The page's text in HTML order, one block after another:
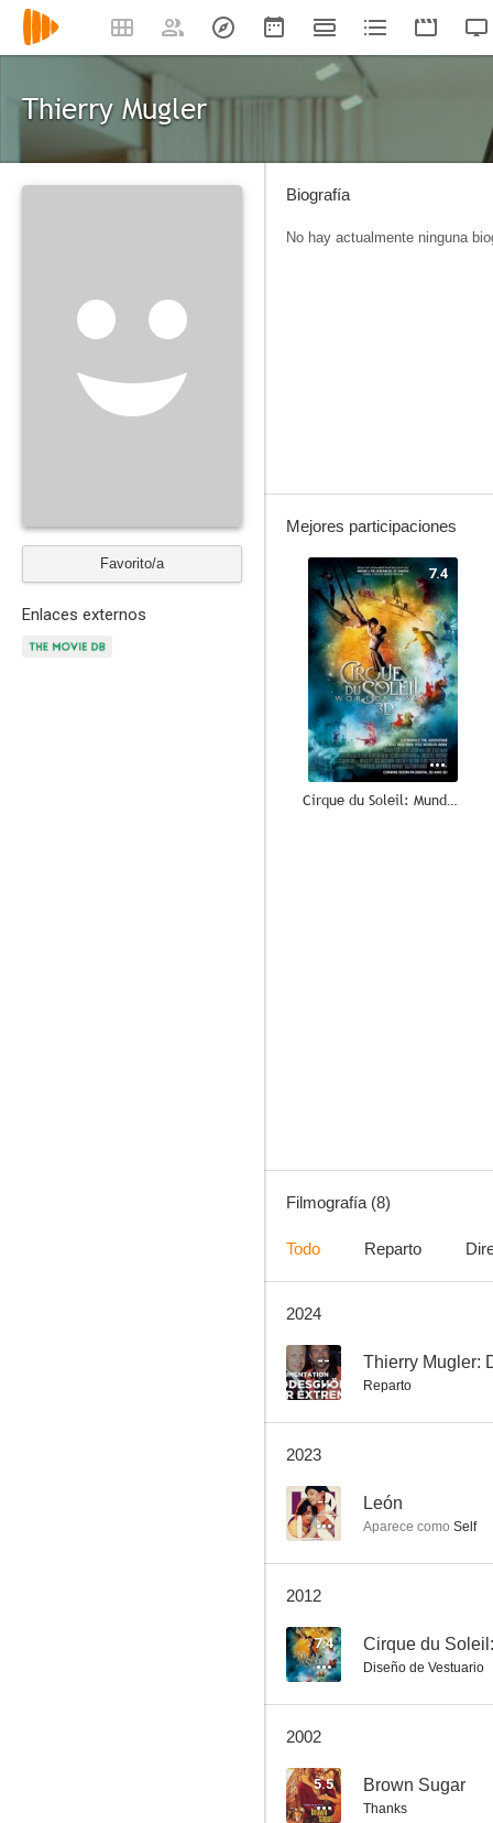
Thierry Mugler
Favorito/a
Enlaces externos
Biografía
No hay actualmente ninguna
Mejores participaciones
7.4
Cirque du Soleil: Mundos lejanos
Filmografía (8)
Todo Reparto
2024
--
Reparto
2023
-- León
Aparece como Self
2012
7.4 Cirque du
Diseño de Vestuario
2002
5.5 Brown Sugar
Thanks